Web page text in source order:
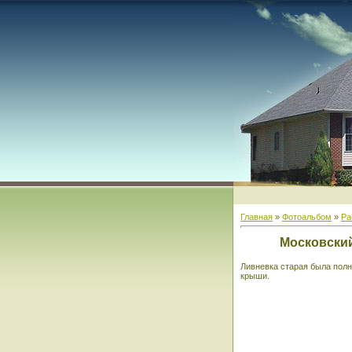
Главная » Фотоальбом »
Ливневка старая была
крыши.